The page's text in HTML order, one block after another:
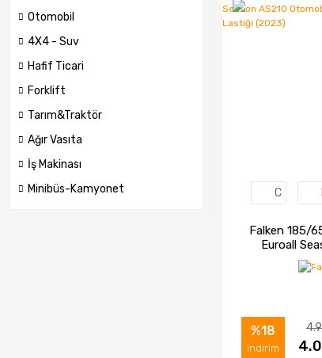
Otomobil
4X4 - Suv
Hafif Ticari
Forklift
Tarım&Traktör
Ağır Vasıta
İş Makinası
Minibüs-Kamyonet
C
Falken 185/
Euroall
Otomobil
Lastiği
%18
indirim
İNCELE